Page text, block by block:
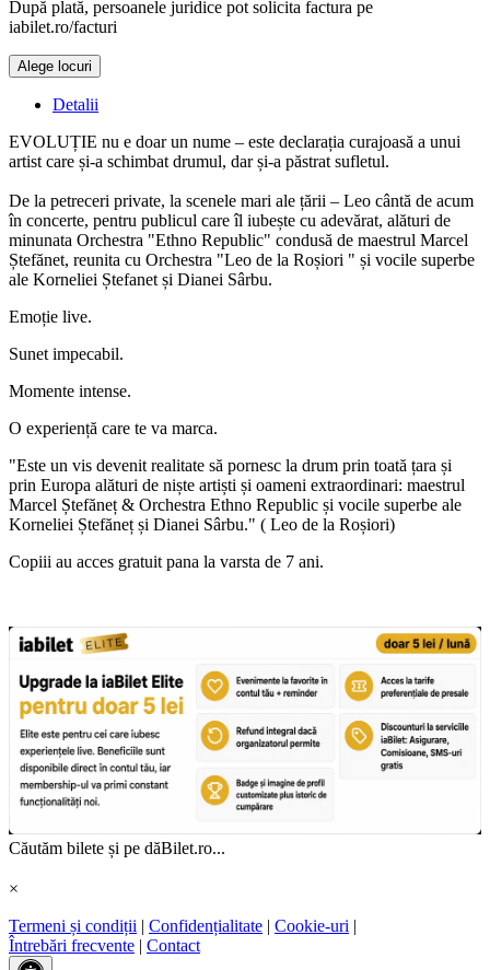
După plată, persoanele juridice pot solicita factura pe
iabilet.ro/facturi
Alege locuri
Detalii
EVOLUȚIE nu e doar un nume – este declarația curajoasă a unui
artist care și-a schimbat drumul, dar și-a păstrat sufletul.
De la petreceri private, la scenele mari ale țării – Leo cântă de acum
în concerte, pentru publicul care îl iubește cu adevărat, alături de
minunata Orchestra "Ethno Republic" condusă de maestrul Marcel
Ștefănet, reunita cu Orchestra "Leo de la Roșiori " și vocile superbe
ale Korneliei Ștefanet și Dianei Sârbu.
Emoție live.
Sunet impecabil.
Momente intense.
O experiență care te va marca.
"Este un vis devenit realitate să pornesc la drum prin toată țara și
prin Europa alături de niște artiști și oameni extraordinari: maestrul
Marcel Ștefăneț & Orchestra Ethno Republic și vocile superbe ale
Korneliei Ștefăneț și Dianei Sârbu." ( Leo de la Roșiori)
Copiii au acces gratuit pana la varsta de 7 ani.
Căutăm bilete și pe dăBilet.ro...
×
Termeni și condiții | Confidențialitate | Cookie-uri |
Întrebări frecvente | Contact